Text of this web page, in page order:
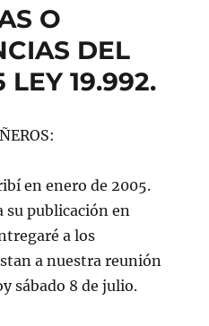
RECUERDA
BACHELET
QUE
FUE
O
DEL
LEY 19.992.
en enero de 2005.
su publicación en
a los
a nuestra reunión
sábado 8 de julio.